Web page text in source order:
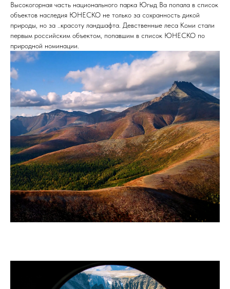
Высокогорная часть национального парка Югыд Ва попала в список
объектов наследия ЮНЕСКО не только за сохранность дикой
природы, но за ..красоту ландшафта. Девственные леса Коми стали
первым российским объектом, попавшим в список ЮНЕСКО по
природной номинации.